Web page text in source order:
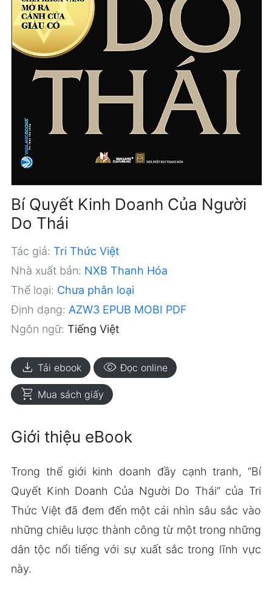
Bí Quyết Kinh Doanh Của Người
Do Thái
Tác giả: Tri Thức Việt
Nhà xuất bản: NXB Thanh Hóa
Thể loại: Chưa phân loại
Định dạng: AZW3 EPUB MOBI PDF
Ngôn ngữ: Tiếng Việt
download Tải ebook visibility Đọc online
shopping_cart Mua sách giấy
Giới thiệu eBook
Trong thế giới kinh doanh đầy cạnh tranh, “Bí
Quyết Kinh Doanh Của Người Do Thái” của Tri
Thức Việt đã đem đến một cái nhìn sâu sắc vào
những chiêu lược thành công từ một trong những
dân tộc nổi tiếng với sự xuất sắc trong lĩnh vực
này.